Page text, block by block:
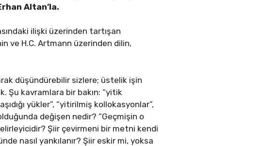
Altan’la.
ilişki üzerinden tartışan
ve H.C. Artmann üzerinden dilin,
düşündürebilir sizlere; üstelik işin
kavramlara bir bakın: “yitik
yükler”, “yitirilmiş kollokasyonlar”,
değişen nedir? “Geçmişin o
Şiir çevirmeni bir metni kendi
nasıl yankılanır? Şiir eskir mi, yoksa